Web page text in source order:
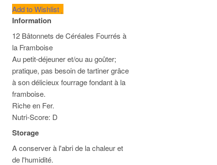
Add to Wishlist
Information
12 Bâtonnets de Céréales Fourrés à
la Framboise
Au petit-déjeuner et/ou au goûter;
pratique, pas besoin de tartiner grâce
à son délicieux fourrage fondant à la
framboise.
Riche en Fer.
Nutri-Score: D
Storage
A conserver à l'abri de la chaleur et
de l'humidité.